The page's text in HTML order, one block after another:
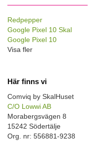
Redpepper
Google Pixel 10 Skal
Google Pixel 10
Visa fler
Här finns vi
Comviq by SkalHuset
C/O Lowwi AB
Morabergsvägen 8
15242 Södertälje
Org. nr: 556881-9238